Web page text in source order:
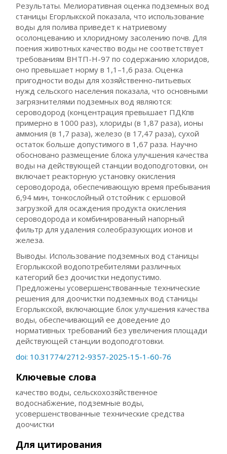
Результаты. Мелиоративная оценка подземных вод
станицы Егорлыкской показала, что использование
воды для полива приведет к натриевому
осолонцеванию и хлоридному засолению почв. Для
поения животных качество воды не соответствует
требованиям ВНТП-Н-97 по содержанию хлоридов,
оно превышает норму в 1,1–1,6 раза. Оценка
пригодности воды для хозяйственно-питьевых
нужд сельского населения показала, что основными
загрязнителями подземных вод являются:
сероводород (концентрация превышает ПДКпв
примерно в 1000 раз), хлориды (в 1,87 раза), ионы
аммония (в 1,7 раза), железо (в 17,47 раза), сухой
остаток больше допустимого в 1,67 раза. Научно
обосновано размещение блока улучшения качества
воды на действующей станции водоподготовки, он
включает реакторную установку окисления
сероводорода, обеспечивающую время пребывания
6,94 мин, тонкослойный отстойник с ершовой
загрузкой для осаждения продукта окисления
сероводорода и комбинированный напорный
фильтр для удаления солеобразующих ионов и
железа.
Выводы. Использование подземных вод станицы
Егорлыкской водопотребителями различных
категорий без доочистки недопустимо.
Предложены усовершенствованные технические
решения для доочистки подземных вод станицы
Егорлыкской, включающие блок улучшения качества
воды, обеспечивающий ее доведение до
нормативных требований без увеличения площади
действующей станции водоподготовки.
doi: 10.31774/2712-9357-2025-15-1-60-76
Ключевые слова
качество воды, сельскохозяйственное
водоснабжение, подземные воды,
усовершенствованные технические средства
доочистки
Для цитирования